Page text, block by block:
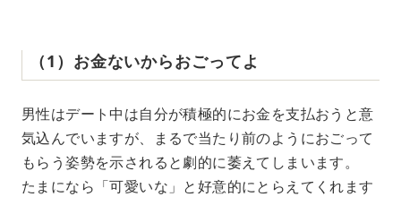
（1）お金ないからおごってよ
男性はデート中は自分が積極的にお金を支払おうと意
気込んでいますが、まるで当たり前のようにおごって
もらう姿勢を示されると劇的に萎えてしまいます。
たまになら「可愛いな」と好意的にとらえてくれます